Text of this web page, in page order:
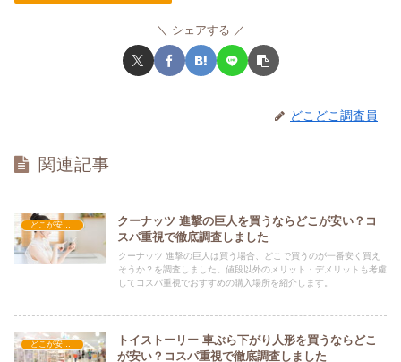
シェアする
どこどこ調査員
関連記事
クーナッツ 進撃の巨人を買うならどこが安い？コ
スパ重視で徹底調査しました
クーナッツ 進撃の巨人は買う場合、どこで買うのが一番安く買え
そうか？を調査しました。値段以外のメリット・デメリットも考慮
してコスパ重視でおすすめの購入場所を紹介します。
トイストーリー 車ぶら下がり人形を買うならどこ
が安い？コスパ重視で徹底調査しました